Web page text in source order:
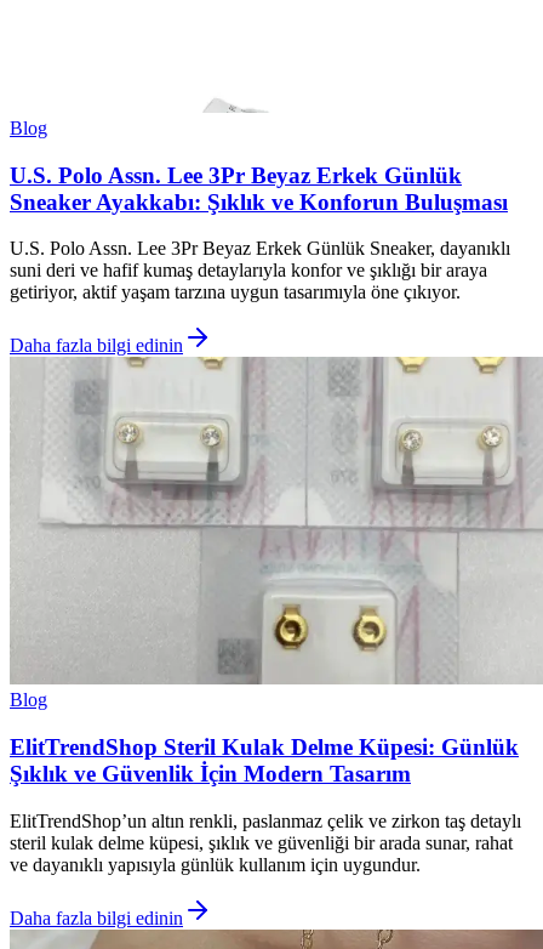
Blog
U.S. Polo Assn. Lee 3Pr Beyaz Erkek Günlük
Sneaker Ayakkabı: Şıklık ve Konforun Buluşması
U.S. Polo Assn. Lee 3Pr Beyaz Erkek Günlük Sneaker, dayanıklı
suni deri ve hafif kumaş detaylarıyla konfor ve şıklığı bir araya
getiriyor, aktif yaşam tarzına uygun tasarımıyla öne çıkıyor.
Daha fazla bilgi edinin
Blog
ElitTrendShop Steril Kulak Delme Küpesi: Günlük
Şıklık ve Güvenlik İçin Modern Tasarım
ElitTrendShop’un altın renkli, paslanmaz çelik ve zirkon taş detaylı
steril kulak delme küpesi, şıklık ve güvenliği bir arada sunar, rahat
ve dayanıklı yapısıyla günlük kullanım için uygundur.
Daha fazla bilgi edinin